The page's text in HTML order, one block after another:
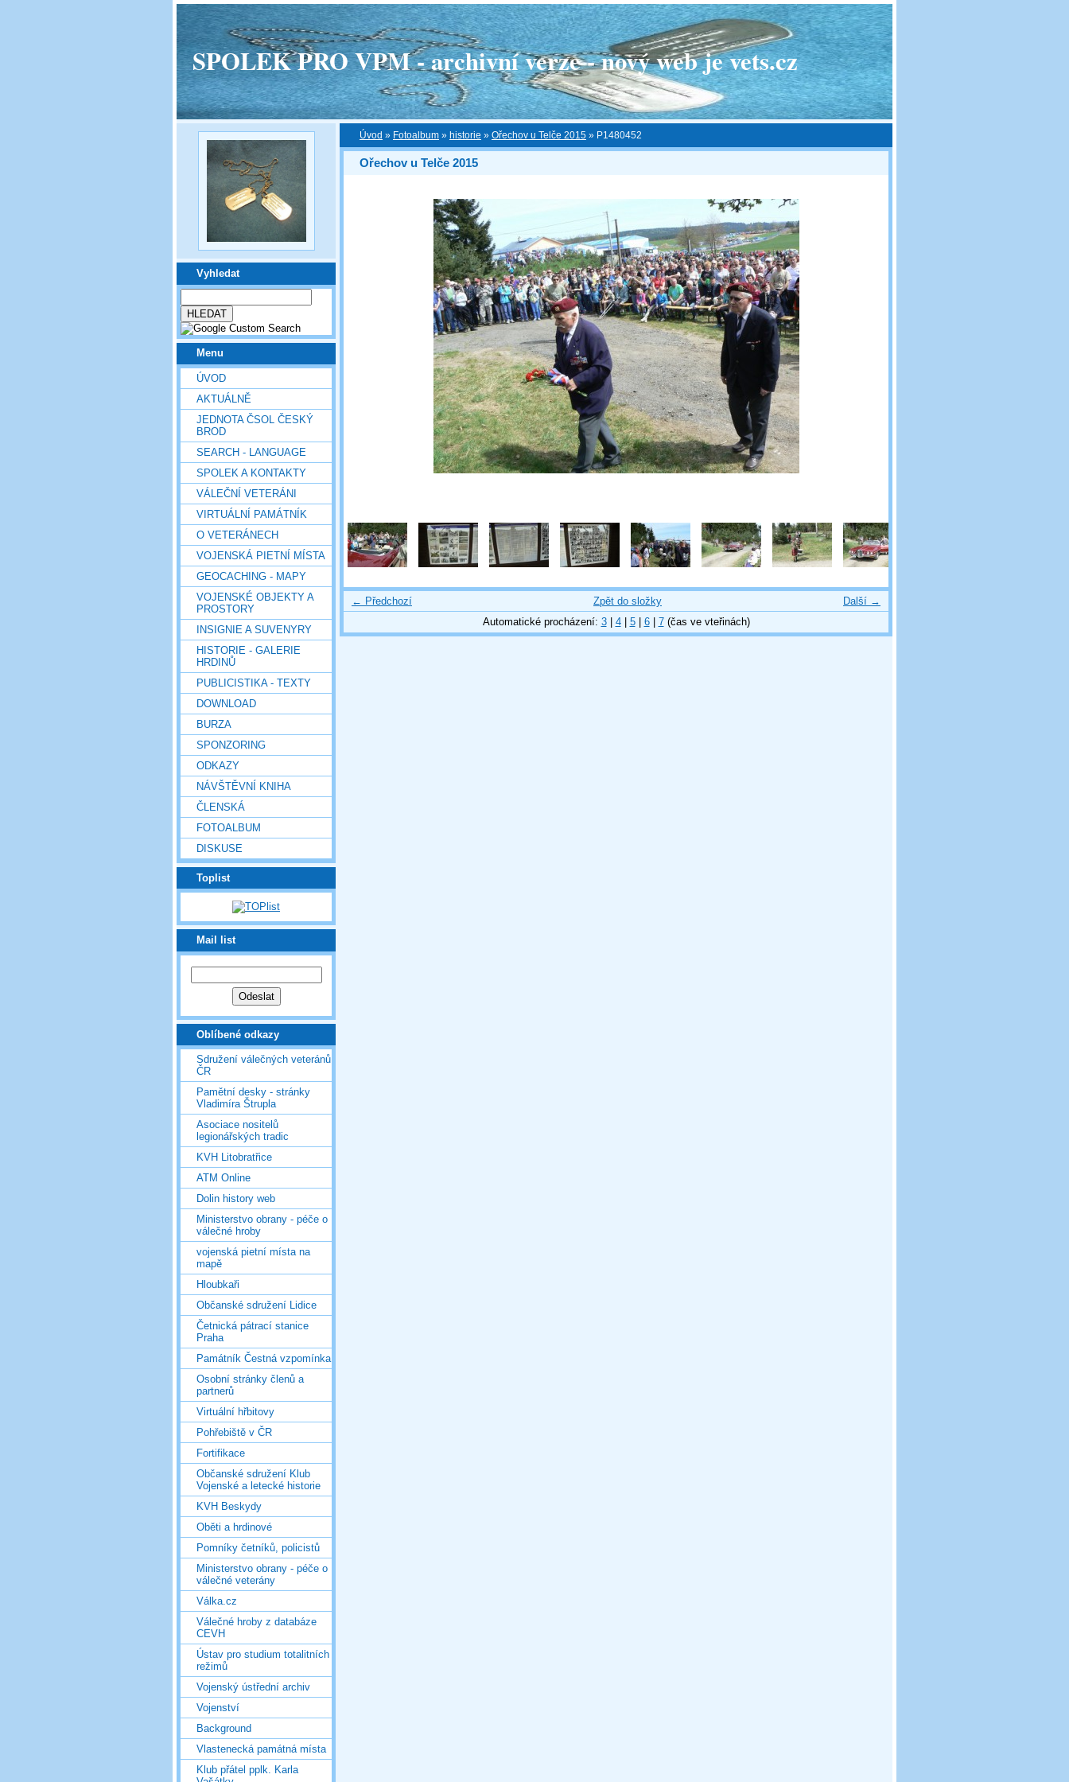
SPOLEK PRO VPM - archivní verze - nový web je vets.cz
Vyhledat
Menu
ÚVOD
AKTUÁLNĚ
JEDNOTA ČSOL ČESKÝ
BROD
SEARCH - LANGUAGE
SPOLEK A KONTAKTY
VÁLEČNÍ VETERÁNI
VIRTUÁLNÍ PAMÁTNÍK
O VETERÁNECH
VOJENSKÁ PIETNÍ MÍSTA
GEOCACHING - MAPY
VOJENSKÉ OBJEKTY A
PROSTORY
INSIGNIE A SUVENYRY
HISTORIE - GALERIE
HRDINŮ
PUBLICISTIKA - TEXTY
DOWNLOAD
BURZA
SPONZORING
ODKAZY
NÁVŠTĚVNÍ KNIHA
ČLENSKÁ
FOTOALBUM
DISKUSE
Toplist
Mail list
Oblíbené odkazy
Sdružení válečných veteránů
ČR
Pamětní desky - stránky
Vladimíra Štrupla
Asociace nositelů
legionářských tradic
KVH Litobratřice
ATM Online
Dolin history web
Ministerstvo obrany - péče o
válečné hroby
vojenská pietní místa na
mapě
Hloubkaři
Občanské sdružení Lidice
Četnická pátrací stanice
Praha
Památník Čestná vzpomínka
Osobní stránky členů a
partnerů
Virtuální hřbitovy
Pohřebiště v ČR
Fortifikace
Občanské sdružení Klub
Vojenské a letecké historie
KVH Beskydy
Oběti a hrdinové
Pomníky četníků, policistů
Ministerstvo obrany - péče o
válečné veterány
Válka.cz
Válečné hroby z databáze
CEVH
Ústav pro studium totalitních
režimů
Vojenský ústřední archiv
Vojenství
Background
Vlastenecká památná místa
Klub přátel pplk. Karla
Úvod » Fotoalbum » historie » Ořechov u Telče 2015 » P1480452
Ořechov u Telče 2015
← Předchozí Další →
Zpět do složky
Automatické procházení: 3| 4| 5| 6| 7(čas ve vteřinách)